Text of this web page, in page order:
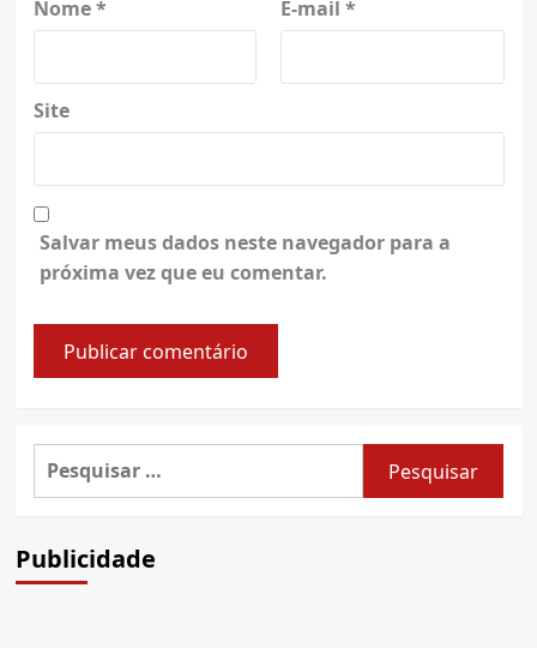
Nome* E-mail *
Site
Salvar meus dados neste navegador para a
próxima vez que eu comentar.
Pesquisar
Publicidade